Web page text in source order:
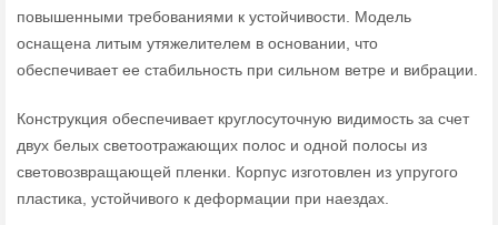
повышенными требованиями к устойчивости. Модель
оснащена литым утяжелителем в основании, что
обеспечивает ее стабильность при сильном ветре и вибрации.
Конструкция обеспечивает круглосуточную видимость за счет
двух белых светоотражающих полос и одной полосы из
световозвращающей пленки. Корпус изготовлен из упругого
пластика, устойчивого к деформации при наездах.